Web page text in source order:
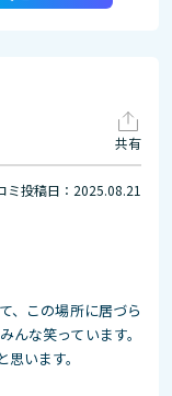
共有
ミ投稿日：2025.08.21
、この場所に居づら
な笑っています。
います。